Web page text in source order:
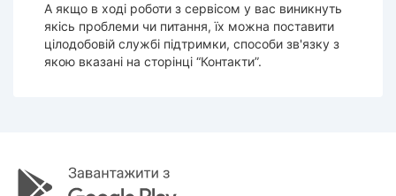
А якщо в ході роботи з сервісом у вас виникнуть
якісь проблеми чи питання, їх можна поставити
цілодобовій службі підтримки, способи зв'язку з
якою вказані на сторінці “Контакти”.